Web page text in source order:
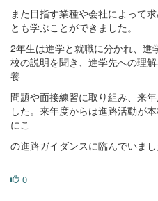
また目指す業種や会社によって
とも学ぶことができました。
2年生は進学と就職に分かれ、進
校の説明を聞き、進学先への理
養
問題や面接練習に取り組み、来
した。来年度からは進路活動が
にこ
の進路ガイダンスに臨んでいまし
0